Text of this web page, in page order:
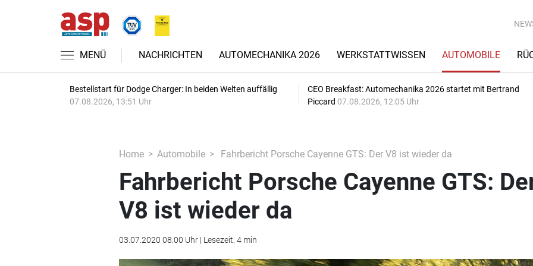
MENÜ NACHRICHTEN AUTOMECHANIKA 2026 WERKSTATTWISSEN AUTOMOBILE
Bestellstart für Dodge Charger: In beiden Welten auffällig
07.08.2026, 13:51 Uhr
CEO Breakfast: Automechanika 2026 startet mit Bertrand
Piccard 07.08.2026, 12:05 Uhr
Home Automobile Fahrbericht Porsche Cayenne GTS: Der V8 ist wieder da
Fahrbericht Porsche Cayenne GTS:
V8 ist wieder da
03.07.2020 08:00 Uhr | Lesezeit: 4 min